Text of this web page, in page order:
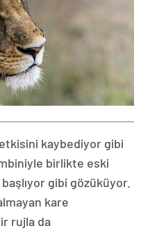
kaybediyor gibi
birlikte eski
gibi gözüküyor.
kare
rujla da